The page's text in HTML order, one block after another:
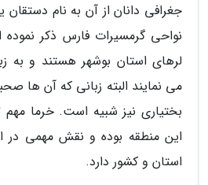
جغرافی دانان از آن به نام دستقان
نواحی گرمسیرات فارس ذکر نموده
لرهای استان بوشهر هستند و به
می نمایند البته زبانی که آن ها
بختیاری نیز شبیه است. خرما
این منطقه بوده و نقش مهمی در
استان و کشور دارد.